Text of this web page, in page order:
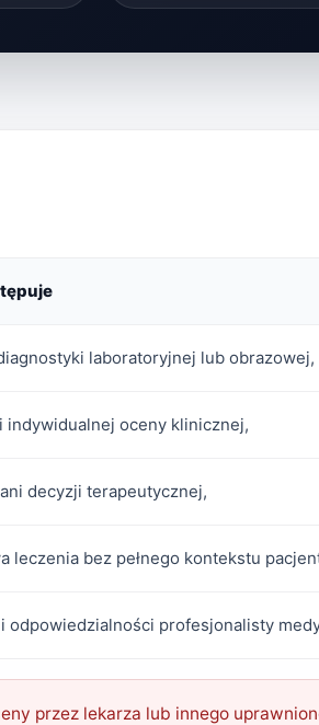
laboratoryjnej lub obrazowej,
indywidualnej oceny klinicznej,
decyzji terapeutycznej,
leczenia bez pełnego kontekstu
odpowiedzialności profesjonalisty
przez lekarza lub innego